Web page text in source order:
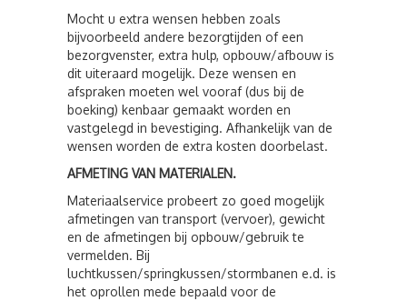
Mocht u extra wensen hebben zoals
bijvoorbeeld andere bezorgtijden of een
bezorgvenster, extra hulp, opbouw/afbouw is
dit uiteraard mogelijk. Deze wensen en
afspraken moeten wel vooraf (dus bij de
boeking) kenbaar gemaakt worden en
vastgelegd in bevestiging. Afhankelijk van de
wensen worden de extra kosten doorbelast.
AFMETING VAN MATERIALEN.
Materiaalservice probeert zo goed mogelijk
afmetingen van transport (vervoer), gewicht
en de afmetingen bij opbouw/gebruik te
vermelden. Bij
luchtkussen/springkussen/stormbanen e.d. is
het oprollen mede bepaald voor de